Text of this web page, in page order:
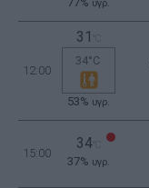
υγρ.
12:00
31
34°C
53% υγρ.
15:00
34°C
37% υγρ.